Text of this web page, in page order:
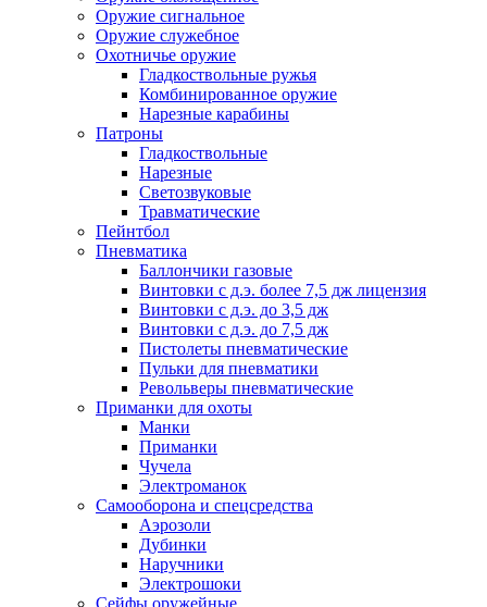
Оружие сигнальное
Оружие служебное
Охотничье оружие
Гладкоствольные ружья
Комбинированное оружие
Нарезные карабины
Патроны
Гладкоствольные
Нарезные
Светозвуковые
Травматические
Пейнтбол
Пневматика
Баллончики газовые
Винтовки с д.э. более 7,5 дж лицензия
Винтовки с д.э. до 3,5 дж
Винтовки с д.э. до 7,5 дж
Пистолеты пневматические
Пульки для пневматики
Револьверы пневматические
Приманки для охоты
Манки
Приманки
Чучела
Электроманок
Самооборона и спецсредства
Аэрозоли
Дубинки
Наручники
Электрошоки
Сейфы оружейные